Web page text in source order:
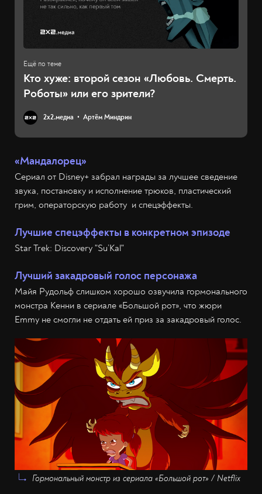
Кто хуже: второй сезон «Любовь. Смерть.
Роботы» или его зрители?
2х2.медиа Артём Миндрин
«Мандалорец»
Сериал от Disney+ забрал награды за лучшее сведение
звука, постановку и исполнение трюков, пластический
грим, операторскую работу и спецэффекты.
Лучшие спецэффекты в конкретном эпизоде
Star Trek: Discovery "Su’Kal"
Лучший закадровый голос персонажа
Майя Рудольф слишком хорошо озвучила гормонального
монстра Кенни в сериале «Большой рот», что жюри
Emmy не смогли не отдать ей приз за закадровый голос.
Гормональный монстр из сериала «Большой рот» / Netflix